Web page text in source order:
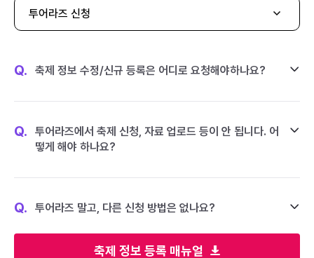
축제 정보 등록 매뉴얼
투어라즈 신청
Q. 축제 정보 수정/신규 등록은 어디로 요청해야하나요?
Q.
투어라즈에서 축제 신청, 자료 업로드 등이 안 됩니다. 어
떻게 해야 하나요?
Q. 투어라즈 말고, 다른 신청 방법은 없나요?